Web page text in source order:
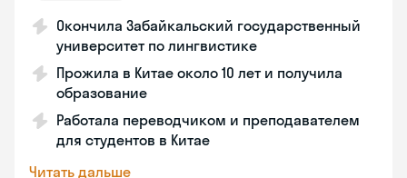
Окончила Забайкальский государственный
университет по лингвистике
Прожила в Китае около 10 лет и получила
образование
Работала переводчиком и преподавателем
для студентов в Китае
Читать дальше